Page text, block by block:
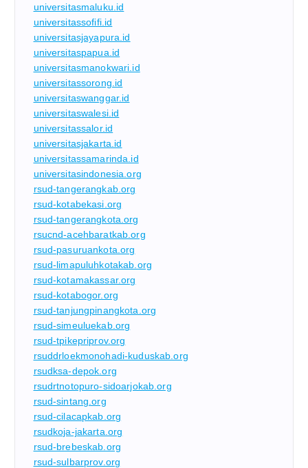
universitasmaluku.id
universitassofifi.id
universitasjayapura.id
universitaspapua.id
universitasmanokwari.id
universitassorong.id
universitaswanggar.id
universitaswalesi.id
universitassalor.id
universitasjakarta.id
universitassamarinda.id
universitasindonesia.org
rsud-tangerangkab.org
rsud-kotabekasi.org
rsud-tangerangkota.org
rsucnd-acehbaratkab.org
rsud-pasuruankota.org
rsud-limapuluhkotakab.org
rsud-kotamakassar.org
rsud-kotabogor.org
rsud-tanjungpinangkota.org
rsud-simeuluekab.org
rsud-tpikepriprov.org
rsuddrloekmonohadi-kuduskab.org
rsudksa-depok.org
rsudrtnotopuro-sidoarjokab.org
rsud-sintang.org
rsud-cilacapkab.org
rsudkoja-jakarta.org
rsud-brebeskab.org
rsud-sulbarprov.org